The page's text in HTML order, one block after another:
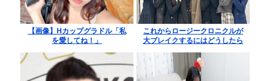
【画像】Hカップグラドル「私
を愛してね！」
これからロージークロニクルが
大ブレイクするにはどうしたら